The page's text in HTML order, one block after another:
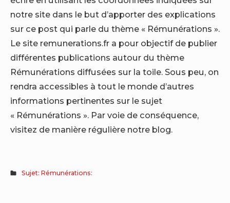
notre site dans le but d’apporter des explications
sur ce post qui parle du thème « Rémunérations ».
Le site remunerations.fr a pour objectif de publier
différentes publications autour du thème
Rémunérations diffusées sur la toile. Sous peu, on
rendra accessibles à tout le monde d’autres
informations pertinentes sur le sujet
« Rémunérations ». Par voie de conséquence,
visitez de manière régulière notre blog.
Sujet: Rémunérations: